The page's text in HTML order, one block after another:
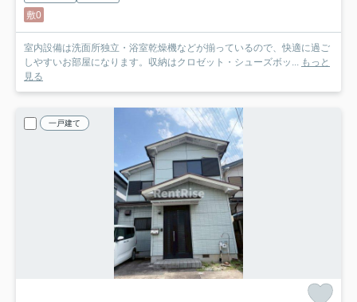
敷0
室内設備は洗面所独立・浴室乾燥機などが揃っているので、快適に過ご
しやすいお部屋になります。収納はクロゼット・シューズボッ... もっと
見る
一戸建て